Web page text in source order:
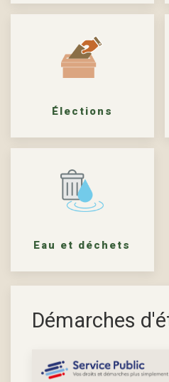
Élections
Eau et déchets
Démarches